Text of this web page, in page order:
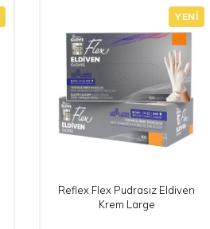
YENI
Reflex Flex Pudrasız Eldiven
Krem Large